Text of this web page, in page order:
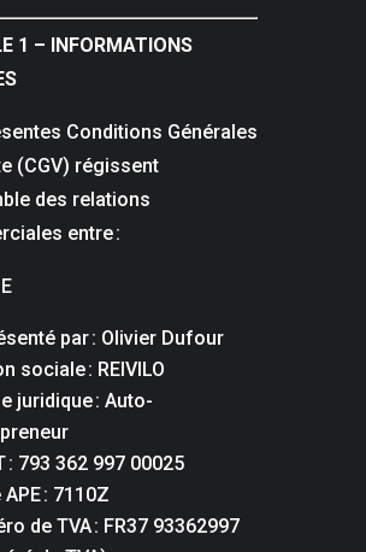
1 – INFORMATIONS
Conditions Générales
(CGV) régissent
des relations
entre :
par : Olivier Dufour
sociale : REIVILO
juridique : Auto-
: 793 362 997 00025
: 7110Z
de TVA : FR37 93362997